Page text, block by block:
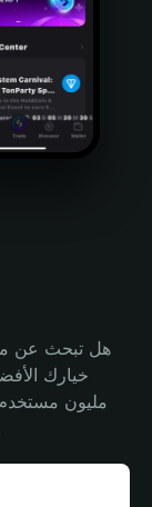
هل تبحث عن